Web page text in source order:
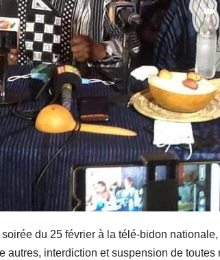
soirée du 25 février à la télé-bidon
autres, interdiction et suspension de